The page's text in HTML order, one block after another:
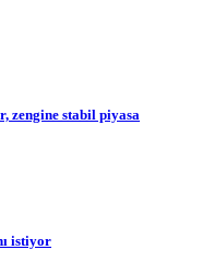
zengine stabil piyasa
istiyor